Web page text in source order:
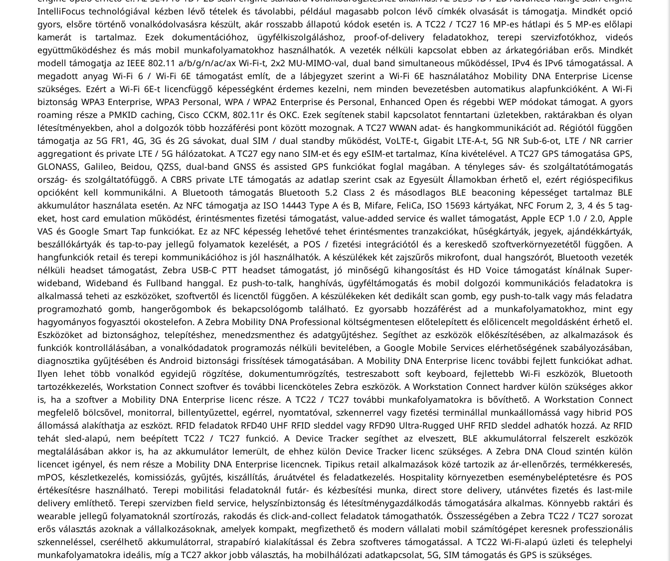
IntelliFocus technológiával kézben lévő tételek és távolabbi, például magasabb polcon lévő címkék olvasását is támogatja. Mindkét opció
gyors, elsőre történő vonalkódolvasásra készült, akár rosszabb állapotú kódok esetén is. A TC22 / TC27 16 MP-es hátlapi és 5 MP-es előlapi
kamerát is tartalmaz. Ezek dokumentációhoz, ügyfélkiszolgáláshoz, proof-of-delivery feladatokhoz, terepi szervizfotókhoz, videós
együttműködéshez és más mobil munkafolyamatokhoz használhatók. A vezeték nélküli kapcsolat ebben az árkategóriában erős. Mindkét
modell támogatja az IEEE 802.11 a/b/g/n/ac/ax Wi-Fi-t, 2x2 MU-MIMO-val, dual band simultaneous működéssel, IPv4 és IPv6 támogatással. A
megadott anyag Wi-Fi 6 / Wi-Fi 6E támogatást említ, de a lábjegyzet szerint a Wi-Fi 6E használatához Mobility DNA Enterprise License
szükséges. Ezért a Wi-Fi 6E-t licencfüggő képességként érdemes kezelni, nem minden bevezetésben automatikus alapfunkcióként. A Wi-Fi
biztonság WPA3 Enterprise, WPA3 Personal, WPA / WPA2 Enterprise és Personal, Enhanced Open és régebbi WEP módokat támogat. A gyors
roaming része a PMKID caching, Cisco CCKM, 802.11r és OKC. Ezek segítenek stabil kapcsolatot fenntartani üzletekben, raktárakban és olyan
létesítményekben, ahol a dolgozók több hozzáférési pont között mozognak. A TC27 WWAN adat- és hangkommunikációt ad. Régiótól függően
támogatja az 5G FR1, 4G, 3G és 2G sávokat, dual SIM / dual standby működést, VoLTE-t, Gigabit LTE-A-t, 5G NR Sub-6-ot, LTE / NR carrier
aggregationt és private LTE / 5G hálózatokat. A TC27 egy nano SIM-et és egy eSIM-et tartalmaz, Kína kivételével. A TC27 GPS támogatása GPS,
GLONASS, Galileo, Beidou, QZSS, dual-band GNSS és assisted GPS funkciókat foglal magában. A tényleges sáv- és szolgáltatótámogatás
ország- és szolgáltatófüggő. A CBRS private LTE támogatás az adatlap szerint csak az Egyesült Államokban érhető el, ezért régióspecifikus
opcióként kell kommunikálni. A Bluetooth támogatás Bluetooth 5.2 Class 2 és másodlagos BLE beaconing képességet tartalmaz BLE
akkumulátor használata esetén. Az NFC támogatja az ISO 14443 Type A és B, Mifare, FeliCa, ISO 15693 kártyákat, NFC Forum 2, 3, 4 és 5 tag-
eket, host card emulation működést, érintésmentes fizetési támogatást, value-added service és wallet támogatást, Apple ECP 1.0 / 2.0, Apple
VAS és Google Smart Tap funkciókat. Ez az NFC képesség lehetővé tehet érintésmentes tranzakciókat, hűségkártyák, jegyek, ajándékkártyák,
beszállókártyák és tap-to-pay jellegű folyamatok kezelését, a POS / fizetési integrációtól és a kereskedő szoftverkörnyezetétől függően. A
hangfunkciók retail és terepi kommunikációhoz is jól használhatók. A készülékek két zajszűrős mikrofont, dual hangszórót, Bluetooth vezeték
nélküli headset támogatást, Zebra USB-C PTT headset támogatást, jó minőségű kihangosítást és HD Voice támogatást kínálnak Super-
wideband, Wideband és Fullband hanggal. Ez push-to-talk, hanghívás, ügyféltámogatás és mobil dolgozói kommunikációs feladatokra is
alkalmassá teheti az eszközöket, szoftvertől és licenctől függően. A készülékeken két dedikált scan gomb, egy push-to-talk vagy más feladatra
programozható gomb, hangerőgombok és bekapcsológomb található. Ez gyorsabb hozzáférést ad a munkafolyamatokhoz, mint egy
hagyományos fogyasztói okostelefon. A Zebra Mobility DNA Professional költségmentesen előtelepített és előlicencelt megoldásként érhető el.
Eszközöket ad biztonsághoz, telepítéshez, menedzsmenthez és adatgyűjtéshez. Segíthet az eszközök előkészítésében, az alkalmazások és
funkciók kontrollálásában, a vonalkódadatok programozás nélküli bevitelében, a Google Mobile Services elérhetőségének szabályozásában,
diagnosztika gyűjtésében és Android biztonsági frissítések támogatásában. A Mobility DNA Enterprise licenc további fejlett funkciókat adhat.
Ilyen lehet több vonalkód egyidejű rögzítése, dokumentumrögzítés, testreszabott soft keyboard, fejlettebb Wi-Fi eszközök, Bluetooth
tartozékkezelés, Workstation Connect szoftver és további licencköteles Zebra eszközök. A Workstation Connect hardver külön szükséges akkor
is, ha a szoftver a Mobility DNA Enterprise licenc része. A TC22 / TC27 további munkafolyamatokra is bővíthető. A Workstation Connect
megfelelő bölcsővel, monitorral, billentyűzettel, egérrel, nyomtatóval, szkennerrel vagy fizetési terminállal munkaállomássá vagy hibrid POS
állomássá alakíthatja az eszközt. RFID feladatok RFD40 UHF RFID sleddel vagy RFD90 Ultra-Rugged UHF RFID sleddel adhatók hozzá. Az RFID
tehát sled-alapú, nem beépített TC22 / TC27 funkció. A Device Tracker segíthet az elveszett, BLE akkumulátorral felszerelt eszközök
megtalálásában akkor is, ha az akkumulátor lemerült, de ehhez külön Device Tracker licenc szükséges. A Zebra DNA Cloud szintén külön
licencet igényel, és nem része a Mobility DNA Enterprise licencnek. Tipikus retail alkalmazások közé tartozik az ár-ellenőrzés, termékkeresés,
mPOS, készletkezelés, komissiózás, gyűjtés, kiszállítás, áruátvétel és feladatkezelés. Hospitality környezetben eseménybeléptetésre és POS
értékesítésre használható. Terepi mobilitási feladatoknál futár- és kézbesítési munka, direct store delivery, utánvétes fizetés és last-mile
delivery említhető. Terepi szervizben field service, helyszínbiztonság és létesítménygazdálkodás támogatására alkalmas. Könnyebb raktári és
wearable jellegű folyamatoknál szortírozás, rakodás és click-and-collect feladatok támogathatók. Összességében a Zebra TC22 / TC27 sorozat
erős választás azoknak a vállalkozásoknak, amelyek kompakt, megfizethető és modern vállalati mobil számítógépet keresnek professzionális
szkenneléssel, cserélhető akkumulátorral, strapabíró kialakítással és Zebra szoftveres támogatással. A TC22 Wi-Fi-alapú üzleti és telephelyi
munkafolyamatokra ideális, míg a TC27 akkor jobb választás, ha mobilhálózati adatkapcsolat, 5G, SIM támogatás és GPS is szükséges.